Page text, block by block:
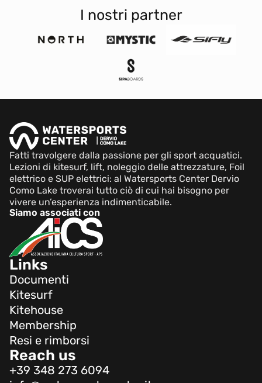
I nostri partner
Fatti travolgere dalla passione per gli sport acquatici.
Lezioni di kitesurf, lift, noleggio delle attrezzature, Foil
elettrico e SUP elettrici: al Watersports Center Dervio
Como Lake troverai tutto ciò di cui hai bisogno per
vivere un’esperienza indimenticabile.
Siamo associati con
Links
Documenti
Kitesurf
Kitehouse
Membership
Resi e rimborsi
Reach us
+39 348 273 6094